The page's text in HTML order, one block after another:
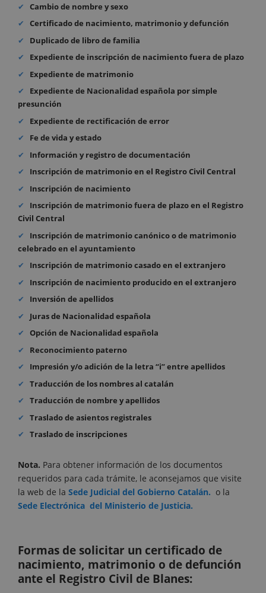
Cambio de nombre y sexo
Certificado de nacimiento, matrimonio y defunción
Duplicado de libro de familia
Expediente de inscripción de nacimiento fuera de plazo
Expediente de matrimonio
Expediente de Nacionalidad española por simple
presunción
Expediente de rectificación de error
Fe de vida y estado
Información y registro de documentación
Inscripción de matrimonio en el Registro Civil Central
Inscripción de nacimiento
Inscripción de matrimonio fuera de plazo en el Registro
Civil Central
Inscripción de matrimonio canónico o de matrimonio
celebrado en el ayuntamiento
Inscripción de matrimonio casado en el extranjero
Inscripción de nacimiento producido en el extranjero
Inversión de apellidos
Juras de Nacionalidad española
Opción de Nacionalidad española
Reconocimiento paterno
Impresión y/o adición de la letra “i” entre apellidos
Traducción de los nombres al catalán
Traducción de nombre y apellidos
Traslado de asientos registrales
Traslado de inscripciones
Nota. Para obtener información de los documentos
requeridos para cada trámite, le aconsejamos que visite
la web de la Sede Judicial del Gobierno Catalán. o la
Sede Electrónica del Ministerio de Justicia.
Formas de solicitar un certificado de
nacimiento, matrimonio o de defunción
ante el Registro Civil de Blanes: